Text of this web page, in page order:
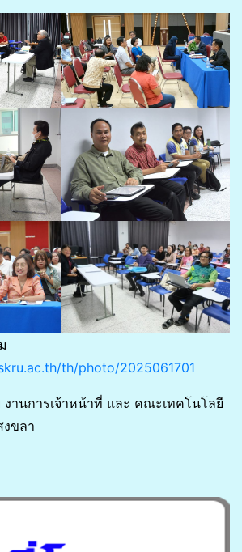
th/photo/2025061701
านการเจ้าหน้าที่ และ คณะเทคโนโลยี
ขลา